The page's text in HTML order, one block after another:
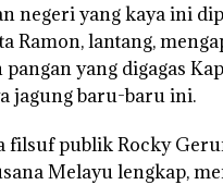
negeri yang kaya ini
Ramon, lantang,
pangan yang digagas
jagung baru-baru ini.
filsuf publik Rocky
Melayu lengkap,